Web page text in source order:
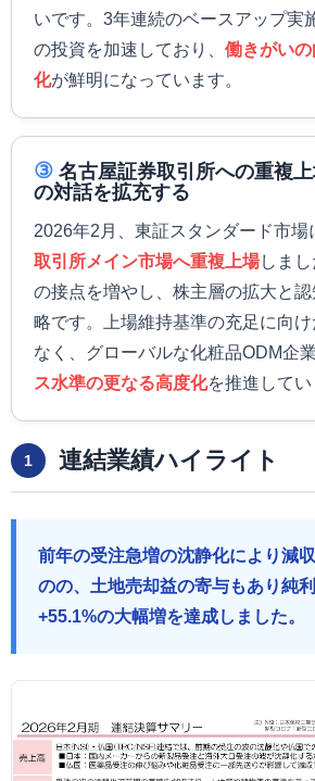
いです。3年連続のベースアップ実
の投資を加速しており、 働きがい
化が鮮明になっています。
③ 名古屋証券取引所への重複
の対話を拡充する
2026年2月、東証スタンダード市場
取引所メイン市場へ重複上場しまし
の接点を増やし、株主層の拡大と
略です。上場維持基準の充足に向
なく、グローバルな化粧品ODM企
ス水準の更なる高度化を推進してい
1 連結業績ハイライト
前年の受注急増の沈静化により減
のの、土地売却益の寄与もあり純
+55.1%の大幅増を達成しました。